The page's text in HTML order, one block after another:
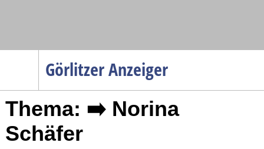
Görlitzer Anzeiger
Menüpunkte
Startseite
Gesellschaft
Thema: ➡️ Norina
Schäfer